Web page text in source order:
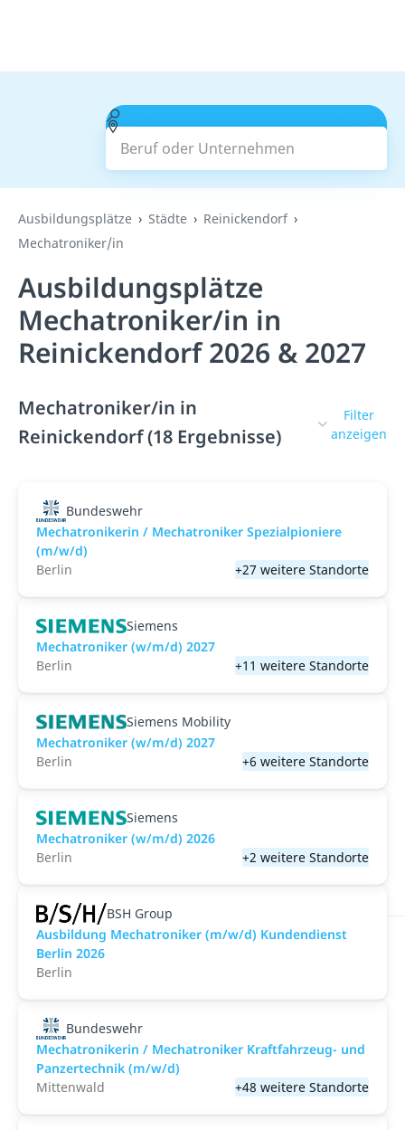
Beruf oder Unternehmen
Suchen
Ausbildungsplätze Städte
Reinickendorf
Mechatroniker/in
Ausbildungsplätze
Mechatroniker/in in
Reinickendorf 2026 & 2027
Mechatroniker/in in
Reinickendorf (18 Ergebnisse)
Filter
anzeigen
Bundeswehr
Mechatronikerin / Mechatroniker Spezialpioniere
(m/w/d)
Berlin
+27 weitere Standorte
Siemens
Mechatroniker (w/m/d) 2027
Berlin
+11 weitere Standorte
Siemens Mobility
Mechatroniker (w/m/d) 2027
Berlin
+6 weitere Standorte
Siemens
Mechatroniker (w/m/d) 2026
Berlin
+2 weitere Standorte
BSH Group
Ausbildung Mechatroniker (m/w/d) Kundendienst
Berlin 2026
Berlin
Bundeswehr
Mechatronikerin / Mechatroniker Kraftfahrzeug- und
Panzertechnik (m/w/d)
Mittenwald
+48 weitere Standorte